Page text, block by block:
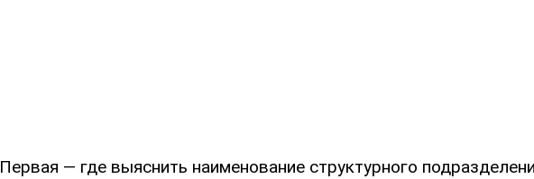
Первая — где выяснить наименование структурного